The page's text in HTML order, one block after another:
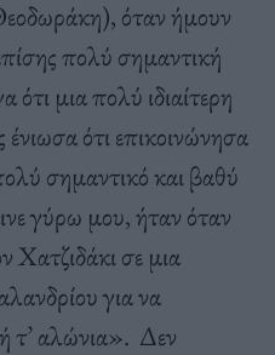
όταν ήμουν
πολύ σημαντική
ότι μια πολύ ιδιαίτερη
ότι επικοινώνησα
σημαντικό και βαθύ
γύρω μου, ήταν όταν
Χατζιδάκι σε μια
για να
τ’ αλώνια». Δεν